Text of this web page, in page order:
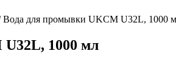
Вода для промывки UKCM U32L, 1000
1000 мл